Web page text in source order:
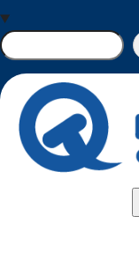
to
content
搜
索